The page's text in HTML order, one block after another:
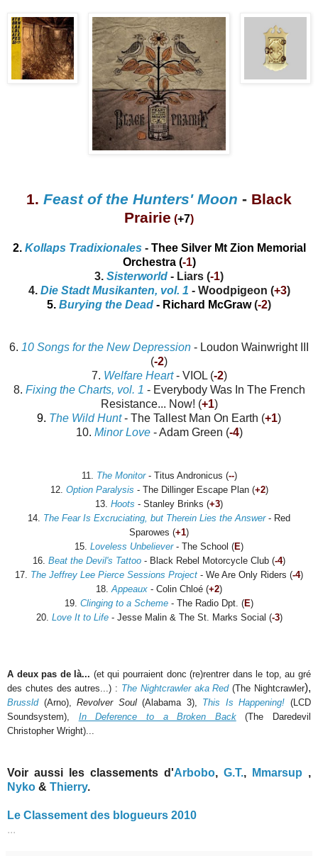
1. Feast of the Hunters' Moon - Black
Prairie (+7)
2. Kollaps Tradixionales- Thee Silver Mt Zion Memorial
Orchestra (-1)
3. Sisterworld - Liars (-1)
4. Die Stadt Musikanten, vol. 1 - Woodpigeon (+3)
5. Burying the Dead - Richard McGraw(-2)
6. 10 Songs for the New Depression - Loudon Wainwright III
(-2)
7. Welfare Heart- VIOL (-2)
8. Fixing the Charts, vol. 1 - Everybody Was In The French
Resistance... Now! (+1)
9. The Wild Hunt- The Tallest Man On Earth (+1)
10. Minor Love- Adam Green (-4)
11. The Monitor- Titus Andronicus (--)
12. Option Paralysis - The Dillinger Escape Plan (+2)
13. Hoots - Stanley Brinks (+3)
14. The Fear Is Excruciating, but Therein Lies the Answer- Red
Sparowes (+1)
15. Loveless Unbeliever- The School (E)
16. Beat the Devil's Tattoo - Black Rebel Motorcycle Club (-4)
17. The Jeffrey Lee Pierce Sessions Project - We Are Only Riders (-4)
18. Appeaux - Colin Chloé (+2)
19. Clinging to a Scheme - The Radio Dpt. (E)
20. Love It to Life - Jesse Malin & The St. Marks Social (-3)
A deux pas de là... (et qui pourraient donc (re)rentrer dans le top, au gré
des chutes des autres...) : The Nightcrawler aka Red(The Nightcrawler),
Brussld(Arno),Revolver Soul(Alabama 3), This Is Happening!(LCD
Soundsystem), In Deference to a Broken Back(The Daredevil
Christopher Wright)...
Voir aussi les classements d'Arbobo, G.T., Mmarsup ,
Nyko & Thierry.
Le Classement des blogueurs 2010
...